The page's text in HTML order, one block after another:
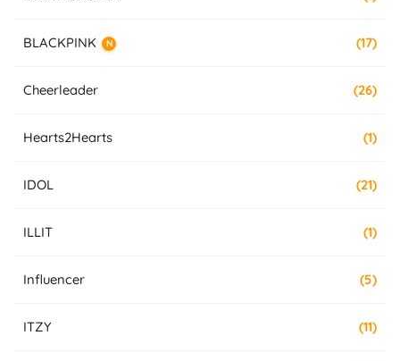
BLACKPINK N (17)
Cheerleader (26)
Hearts2Hearts (1)
IDOL (21)
ILLIT (1)
Influencer (5)
ITZY (11)